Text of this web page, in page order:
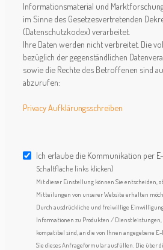
Informationsmaterial und
im Sinne des Gesetzesvertretenden
(Datenschutzkodex) verarbeitet.
Ihre Daten werden nicht verbreitet. Die
bezüglich der gegenständlichen
sowie die Rechte des Betroffenen sind
abzurufen:
Privacy Aufklärungsschreiben
Ich erlaube die Kommunikation per E-
Schaltfläche links klicken)
Mit dieser Einstellung können Sie entscheiden,
Mitteilungen von unserer Website erhalten
Durch ausdrückliche und freiwillige Einwilligung
Informationen zu Produkten /
kompatibel sind, an die von Ihnen angegebene
Sie dieses Anfrageformular ausfüllen. Die über